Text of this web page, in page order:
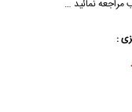
نمائید …
: